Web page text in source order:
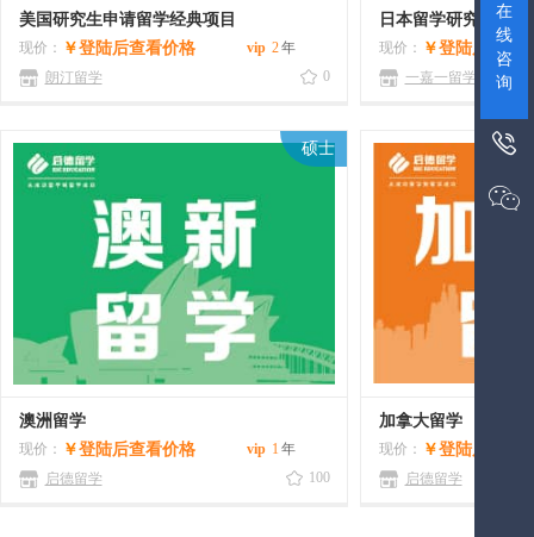
美国研究生申请留学经典项目
现价： ￥登陆后查看价格 vip 2年
朗汀留学
0
日本留学研究生美术
现价： ￥登陆后查看
一嘉一留学
硕士
澳洲留学
现价： ￥登陆后查看价格 vip 1 年
启德留学
100
加拿大留学
现价： ￥登陆后查看
启德留学
在
线
咨
询

